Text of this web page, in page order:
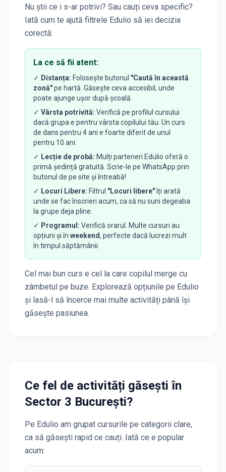
Nu știi ce i s-ar potrivi? Sau cauți ceva specific?
Iată cum te ajută filtrele Edulio să iei decizia
corectă:
La ce să fii atent:
✓ Distanța: Folosește butonul "Caută în această
zonă"pe hartă. Găsește ceva accesibil, unde
poate ajunge ușor după școală.
✓ Vârsta potrivită: Verifică pe profilul cursului
dacă grupa e pentru vârsta copilului tău. Un curs
de dans pentru 4 ani e foarte diferit de unul
pentru 10 ani.
✓ Lecție de probă: Mulți parteneri Edulio oferă o
primă ședință gratuită. Scrie-le pe WhatsApp prin
butonul de pe site și întreabă!
✓ Locuri Libere: Filtrul "Locuri libere"îți arată
unde se fac înscrieri acum, ca să nu suni degeaba
la grupe deja pline.
✓ Programul: Verifică orarul. Multe cursuri au
opțiuni și în weekend, perfecte dacă lucrezi mult
în timpul săptămânii.
Cel mai bun curs e cel la care copilul merge cu
zâmbetul pe buze. Explorează opțiunile pe Edulio
și lasă-l să încerce mai multe activități până își
găsește pasiunea.
Ce fel de activități găsești în
Sector 3 București?
Pe Edulio am grupat cursurile pe categorii clare,
ca să găsești rapid ce cauți. Iată ce e popular
acum: